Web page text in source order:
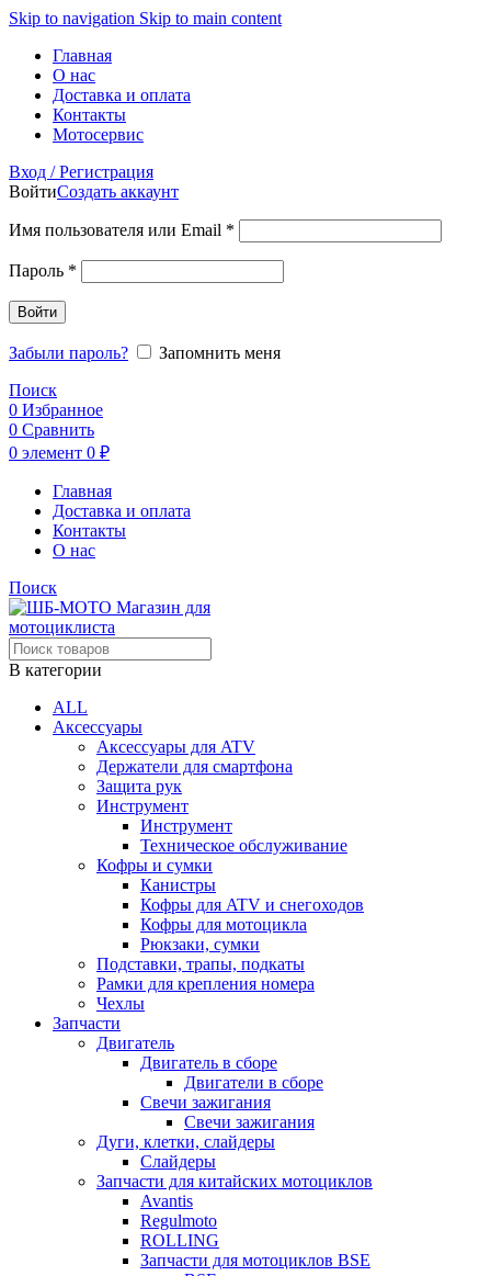
Skip to navigation Skip to main content
Главная
О нас
Доставка и оплата
Контакты
Мотосервис
Вход / Регистрация
ВойтиСоздать аккаунт
Имя пользователя или Email *
Пароль *
Войти
Забыли пароль?
Запомнить меня
Поиск
0 Избранное
0 Сравнить
0 элемент 0 ₽
Главная
Доставка и оплата
Контакты
О нас
Поиск
В категории
ALL
Аксессуары
Аксессуары для ATV
Держатели для смартфона
Защита рук
Инструмент
Инструмент
Техническое обслуживание
Кофры и сумки
Канистры
Кофры для ATV и снегоходов
Кофры для мотоцикла
Рюкзаки, сумки
Подставки, трапы, подкаты
Рамки для крепления номера
Чехлы
Запчасти
Двигатель
Двигатель в сборе
Двигатели в сборе
Свечи зажигания
Свечи зажигания
Дуги, клетки, слайдеры
Слайдеры
Запчасти для китайских мотоциклов
Avantis
Regulmoto
ROLLING
Запчасти для мотоциклов BSE